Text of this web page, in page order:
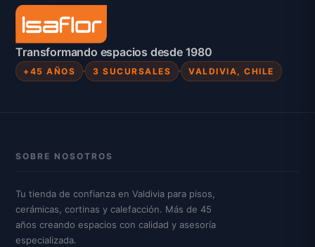
Transformando espacios desde 1980
+45 AÑOS 3 SUCURSALES VALDIVIA, CHILE
SOBRE NOSOTROS
Tu tienda de confianza en Valdivia para pisos,
cerámicas, cortinas y calefacción. Más de 45
años creando espacios con calidad y asesoría
especializada.